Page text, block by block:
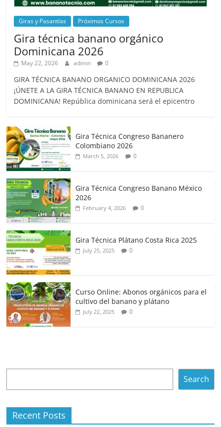
Giras y Pasantías Próximos Cursos
Gira técnica banano orgánico
Dominicana 2026
May 22, 2026 admin 0
GIRA TÉCNICA BANANO ORGANICO DOMINICANA 2026
¡ÚNETE A LA GIRA TÉCNICA BANANO EN REPUBLICA
DOMINICANA! República dominicana será el epicentro
Gira Técnica Congreso Bananero
Colombiano 2026
March 5, 2026 0
Gira Técnica Congreso Banano México
2026
February 4, 2026 0
Gira Técnica Plátano Costa Rica 2025
July 25, 2025 0
Curso Online: Abonos orgánicos para el
cultivo del banano y plátano
July 22, 2025 0
Search
Recent Posts